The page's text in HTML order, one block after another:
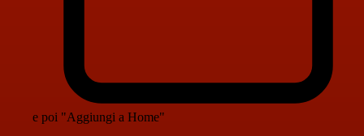
e poi "Aggiungi a Home"